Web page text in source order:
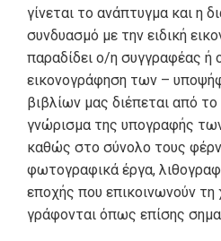
γίνεται το ανάπτυγμα και η
συνδυασμό με την ειδική
παραδίδει ο/η συγγραφέας
εικονογράφηση των –
βιβλίων μας διέπεται από
γνώρισμα της υπογραφής
καθώς στο σύνολο τους
φωτογραφικά έργα,
εποχής που επικοινωνούν
γράφονται όπως επίσης